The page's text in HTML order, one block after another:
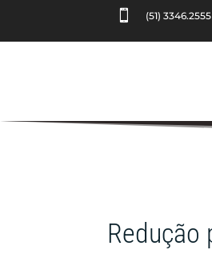
 (51) 3346.2555
Redução